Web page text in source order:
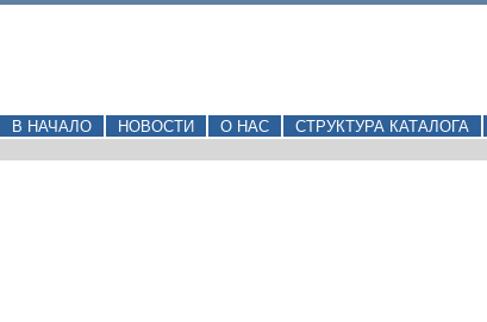
В НАЧАЛО НОВОСТИ О НАС СТРУКТУРА КАТАЛОГА